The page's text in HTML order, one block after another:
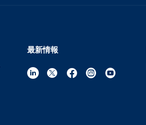
最新情報